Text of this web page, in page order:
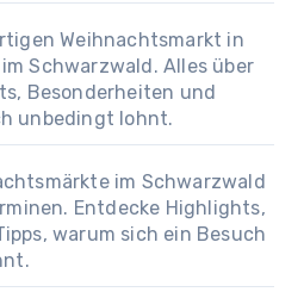
Weihnachtsmarkt in
Schwarzwald. Alles über
Besonderheiten und
unbedingt lohnt.
im Schwarzwald
Entdecke Highlights,
warum sich ein Besuch